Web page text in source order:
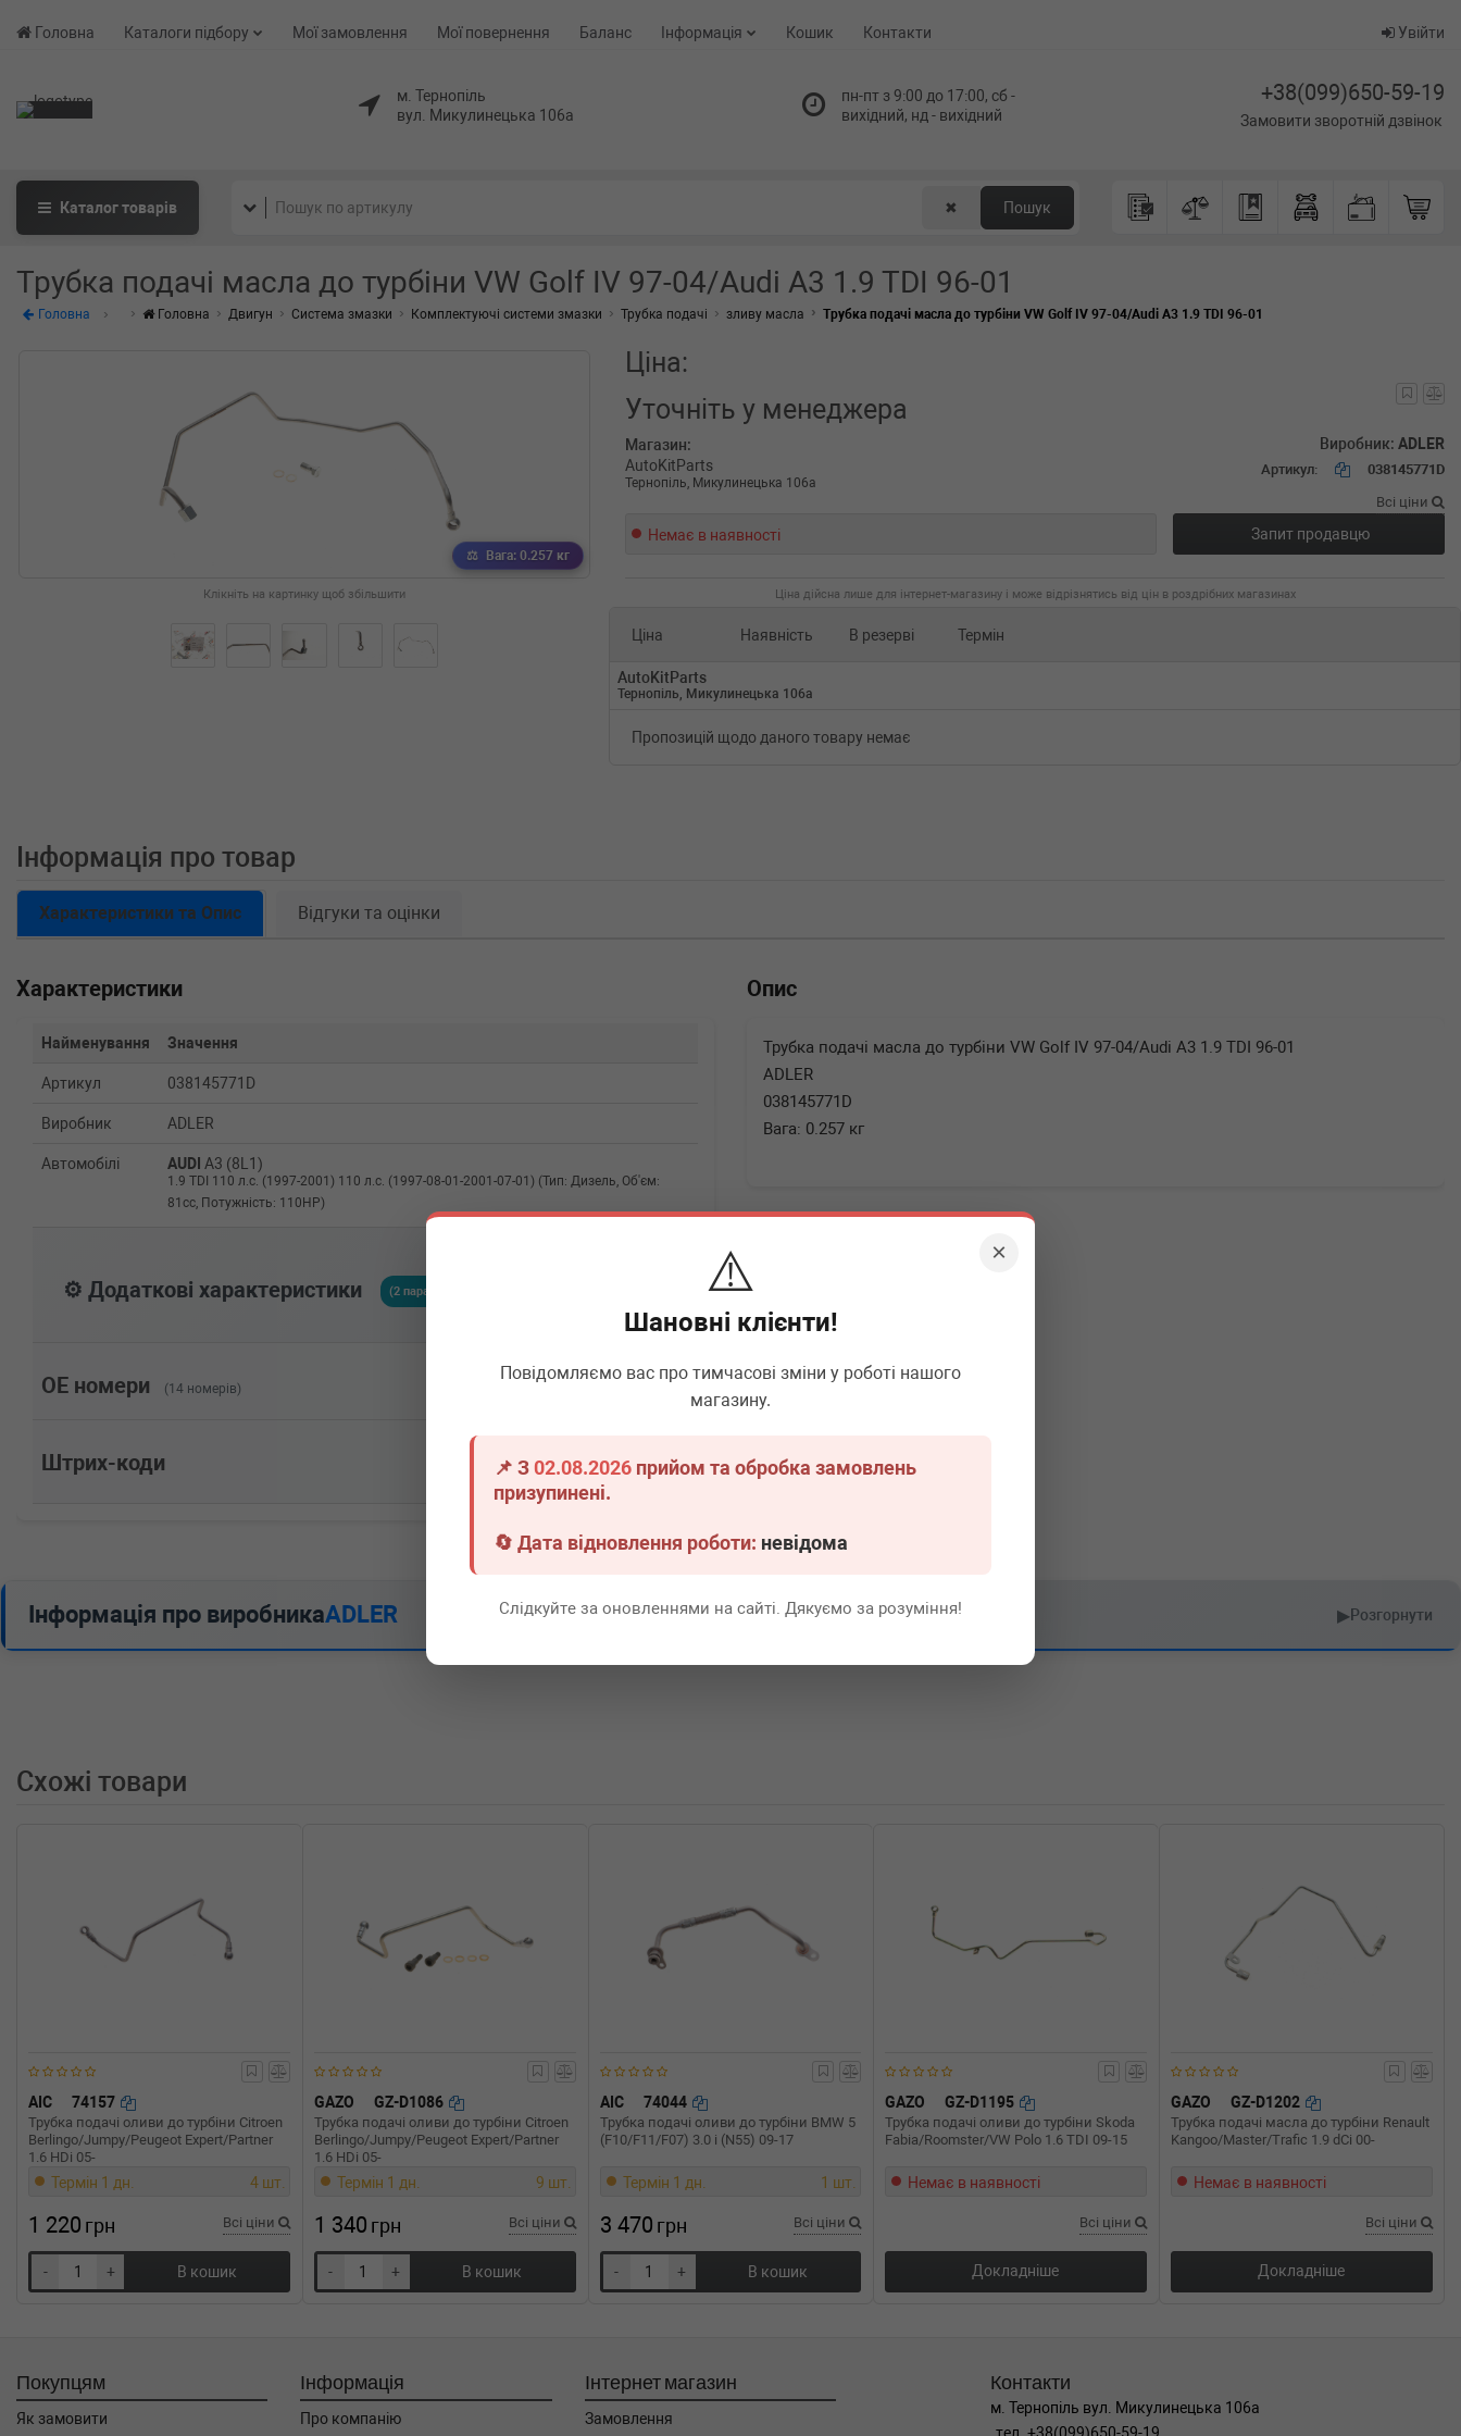
×
⚠️
Шановні клієнти!
Повідомляємо вас про тимчасові зміни у роботі нашого
магазину.
📌 З02.08.2026 прийом та обробка замовлень
призупинені.
🔄 Дата відновлення роботи: невідома
Слідкуйте за оновленнями на сайті. Дякуємо за розуміння!
Головна Каталоги підбору Мої замовлення Мої повернення Баланс Інформація Кошик Контакти Увійти
м. Тернопіль
вул. Микулинецька 106а
пн-пт з 9:00 до 17:00, сб -
вихідний, нд - вихідний
+38(099)650-59-19
Замовити зворотній дзвінок
Каталогтоварів ✖ Пошук
Трубка подачі масла до турбіни VW Golf IV 97-04/Audi A3 1.9 TDI 96-01
Головна Головна Двигун Система змазки Комплектуючі системи змазки Трубка подачі зливу масла Трубка подачі масла до турбіни VW Golf IV 97-04/Audi A3 1.9 TDI 96-01
Вага: 0.257 кг
Клікніть на картинку щоб збільшити
Ціна:
Уточніть у менеджера
Магазин:
AutoKitParts
Тернопіль, Микулинецька 106а
Виробник: ADLER
Артикул: 038145771D
Всі ціни
Немає в наявності Запит продавцю
Ціна дійсна лише для інтернет-магазину і може відрізнятись від цін в роздрібних магазинах
Ціна Наявність В резерві Термін
AutoKitParts
Тернопіль, Микулинецька 106а
Пропозицій щодо даного товару немає
Інформація про товар
Характеристики та Опис Відгуки та оцінки
Характеристики
Найменування Значення
Артикул 038145771D
Виробник ADLER
Автомобілі AUDI A3 (8L1)
1.9 TDI 110 л.с. (1997-2001) 110 л.с. (1997-08-01-2001-07-01) (Тип: Дизель, Об'єм:
81cc, Потужність: 110HP)
⚙️ Додаткові характеристики (2 параметрів)
OE номери (14 номерів)
Штрих-коди ▶
Розгорнути
Опис
Трубка подачі масла до турбіни VW Golf IV 97-04/Audi A3 1.9 TDI 96-01
ADLER
038145771D
Вага: 0.257 кг
Інформація про виробникаADLER ▶Розгорнути
Схожі товари
AIC 74157
Трубка подачі оливи до турбіни Citroen
Berlingo/Jumpy/Peugeot Expert/Partner
1.6 HDi 05-
Термін 1 дн. 4 шт.
1 220 грн Всі ціни
- + В кошик
GAZO GZ-D1086
Трубка подачі оливи до турбіни Citroen
Berlingo/Jumpy/Peugeot Expert/Partner
1.6 HDi 05-
Термін 1 дн. 9 шт.
1 340 грн Всі ціни
- + В кошик
AIC 74044
Трубка подачі оливи до турбіни BMW 5
(F10/F11/F07) 3.0 i (N55) 09-17
Термін 1 дн. 1 шт.
3 470 грн Всі ціни
- + В кошик
GAZO GZ-D1195
Трубка подачі оливи до турбіни Skoda
Fabia/Roomster/VW Polo 1.6 TDI 09-15
Немає в наявності
Всі ціни
Докладніше
GAZO GZ-D1202
Трубка подачі масла до турбіни Renault
Kangoo/Master/Trafic 1.9 dCi 00-
Немає в наявності
Всі ціни
Докладніше
Покупцям
Як замовити
Інформація
Про компанію
Інтернет магазин
Замовлення
Контакти
м. Тернопіль вул. Микулинецька 106а